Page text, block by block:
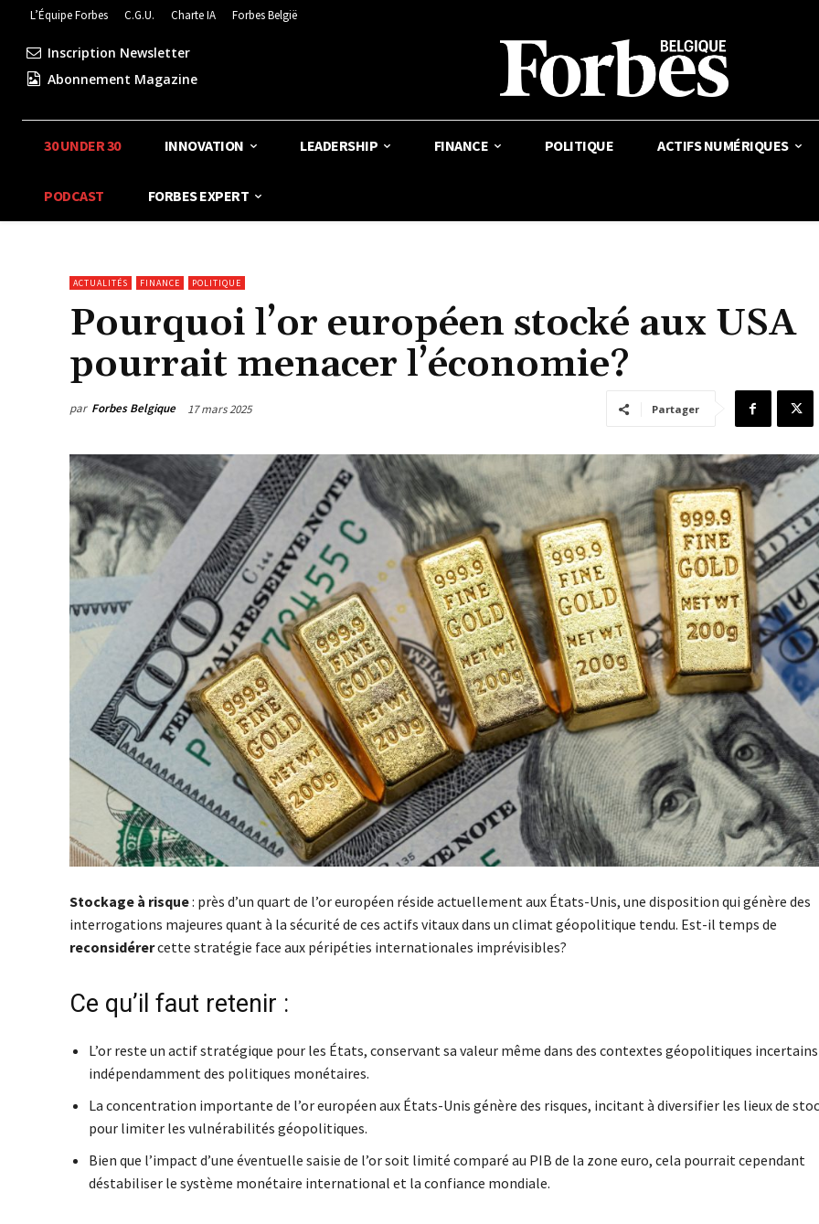
L’Équipe Forbes C.G.U. Charte IA Forbes België
Inscription Newsletter
Abonnement Magazine
30 UNDER 30 INNOVATION LEADERSHIP FINANCE POLITIQUE ACTIFS NUMÉRIQUES
PODCAST FORBES EXPERT
ACTUALITÉS FINANCE POLITIQUE
Pourquoi l’or européen stocké aux USA
pourrait menacer l’économie?
par Forbes Belgique 17 mars 2025 Partager
Stockage à risque: près d’un quart de l’or européen réside actuellement aux États-Unis, une disposition qui génère des
interrogations majeures quant à la sécurité de ces actifs vitaux dans un climat géopolitique tendu. Est-il temps de
reconsidérercette stratégie face aux péripéties internationales imprévisibles?
Ce qu’il faut retenir :
L’or reste un actif stratégique pour les États, conservant sa valeur même dans des contextes géopolitiques
indépendamment des politiques monétaires.
La concentration importante de l’or européen aux États-Unis génère des risques, incitant à diversifier les lieux de
pour limiter les vulnérabilités géopolitiques.
Bien que l’impact d’une éventuelle saisie de l’or soit limité comparé au PIB de la zone euro, cela pourrait cependant
déstabiliser le système monétaire international et la confiance mondiale.